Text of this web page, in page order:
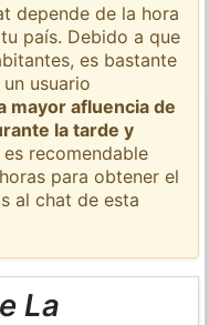
depende de la hora
país. Debido a que
es bastante
usuario
mayor afluencia de
la tarde y
recomendable
para obtener el
al chat de esta
La